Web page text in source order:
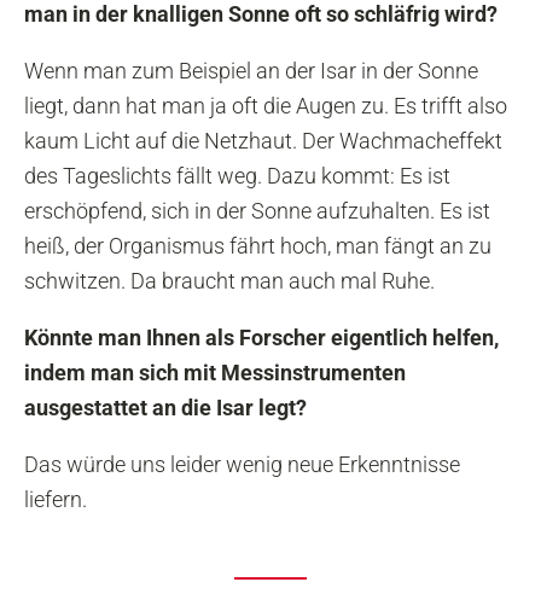
man in der knalligen Sonne oft so schläfrig wird?
Wenn man zum Beispiel an der Isar in der Sonne
liegt, dann hat man ja oft die Augen zu. Es trifft also
kaum Licht auf die Netzhaut. Der Wachmacheffekt
des Tageslichts fällt weg. Dazu kommt: Es ist
erschöpfend, sich in der Sonne aufzuhalten. Es ist
heiß, der Organismus fährt hoch, man fängt an zu
schwitzen. Da braucht man auch mal Ruhe.
Könnte man Ihnen als Forscher eigentlich helfen,
indem man sich mit Messinstrumenten
ausgestattet an die Isar legt?
Das würde uns leider wenig neue Erkenntnisse
liefern.